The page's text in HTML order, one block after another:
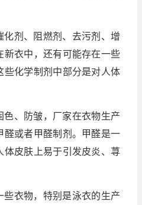
化剂、阻燃剂、去污剂、增
新衣中，还有可能存在一些
些化学制剂中部分是对人体
色、防皱，厂家在衣物生产
醛或者甲醛制剂。甲醛是一
体皮肤上易于引发皮炎、荨
些衣物，特别是泳衣的生产